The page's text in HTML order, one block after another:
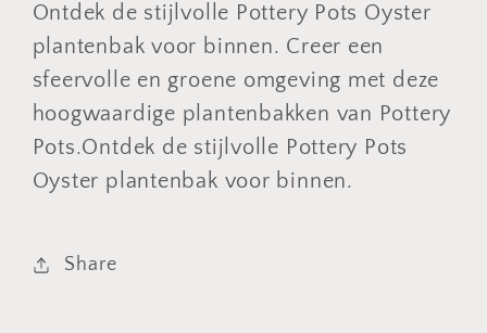
Ontdek de stijlvolle Pottery Pots Oyster
plantenbak voor binnen. Creer een
sfeervolle en groene omgeving met deze
hoogwaardige plantenbakken van Pottery
Pots.Ontdek de stijlvolle Pottery Pots
Oyster plantenbak voor binnen.
Share